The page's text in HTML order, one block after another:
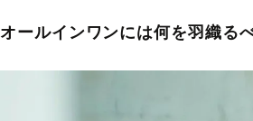
オールインワンには何を羽織る